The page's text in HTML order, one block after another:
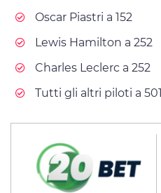
Oscar Piastri a 152
Lewis Hamilton a 252
Charles Leclerc a 252
Tutti gli altri piloti a 501